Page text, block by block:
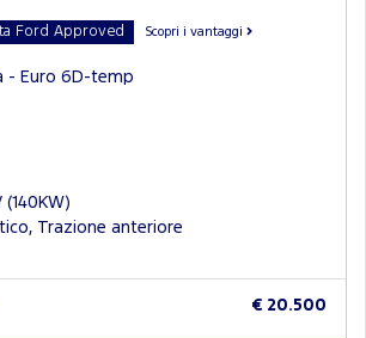
Ford Approved Scopri i vantaggi
- Euro 6D-temp
(140KW)
Trazione anteriore
€ 20.500